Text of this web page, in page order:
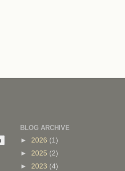
BLOG ARCHIVE
► 2026 (1)
► 2025 (2)
► 2023 (4)